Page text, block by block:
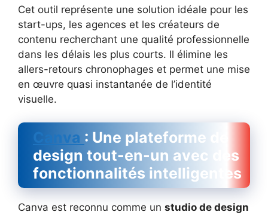
Cet outil représente une solution idéale pour les
start-ups, les agences et les créateurs de
contenu recherchant une qualité professionnelle
dans les délais les plus courts. Il élimine les
allers-retours chronophages et permet une mise
en œuvre quasi instantanée de l’identité
visuelle.
Canva : Une plateforme de
design tout-en-un avec des
fonctionnalités intelligentes
Canva est reconnu comme un studio de design